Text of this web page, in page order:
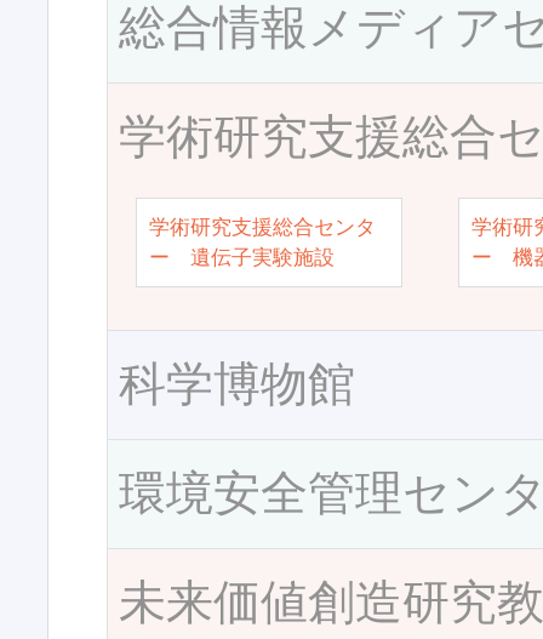
総合情報メディア
学術研究支援総合
学術研究支援総合センタ
ー 遺伝子実験施設
学術研
ー 機
科学博物館
環境安全管理セン
未来価値創造研究